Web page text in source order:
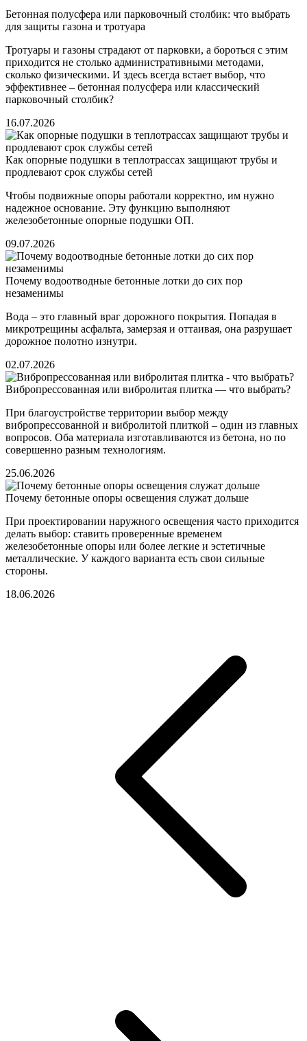
Бетонная полусфера или парковочный столбик: что выбрать
для защиты газона и тротуара
Тротуары и газоны страдают от парковки, а бороться с этим
приходится не столько административными методами,
сколько физическими. И здесь всегда встает выбор, что
эффективнее – бетонная полусфера или классический
парковочный столбик?
16.07.2026
Как опорные подушки в теплотрассах защищают трубы и
продлевают срок службы сетей
Чтобы подвижные опоры работали корректно, им нужно
надежное основание. Эту функцию выполняют
железобетонные опорные подушки ОП.
09.07.2026
Почему водоотводные бетонные лотки до сих пор
незаменимы
Вода – это главный враг дорожного покрытия. Попадая в
микротрещины асфальта, замерзая и оттаивая, она разрушает
дорожное полотно изнутри.
02.07.2026
Вибропрессованная или вибролитая плитка — что выбрать?
При благоустройстве территории выбор между
вибропрессованной и вибролитой плиткой – один из главных
вопросов. Оба материала изготавливаются из бетона, но по
совершенно разным технологиям.
25.06.2026
Почему бетонные опоры освещения служат дольше
При проектировании наружного освещения часто приходится
делать выбор: ставить проверенные временем
железобетонные опоры или более легкие и эстетичные
металлические. У каждого варианта есть свои сильные
стороны.
18.06.2026